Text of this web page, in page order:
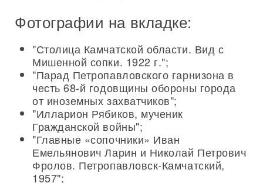
Фотографии на вкладке:
"Столица Камчатской области. Вид с
Мишенной сопки. 1922 г.";
"Парад Петропавловского гарнизона в
честь 68-й годовщины обороны города
от иноземных захватчиков";
"Илларион Рябиков, мученик
Гражданской войны";
"Главные «сопочники» Иван
Емельянович Ларин и Николай Петрович
Фролов. Петропавловск-Камчатский,
1957";